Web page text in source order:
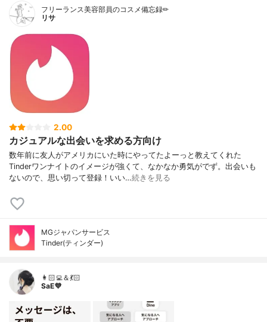
フリーランス美容部員のコスメ備忘録✏︎
リサ
2.00
カジュアルな出会いを求める方向け
数年前に友人がアメリカにいた時にやってたよーっと教えてくれた
Tinderワンナイトのイメージが強くて、なかなか勇気がでず。出会いも
ないので、思い切って登録！いい…続きを見る
MGジャパンサービス
Tinder(ティンダー)
👩🏻‍💻＆💃🏻
SaE💜